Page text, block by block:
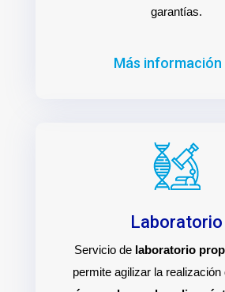
garantías.
Más información
Laboratorio
Servicio de laboratorio
permite agilizar la realización